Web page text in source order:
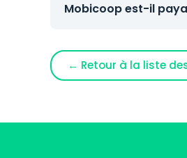
Mobicoop est-il
← Retour à la liste